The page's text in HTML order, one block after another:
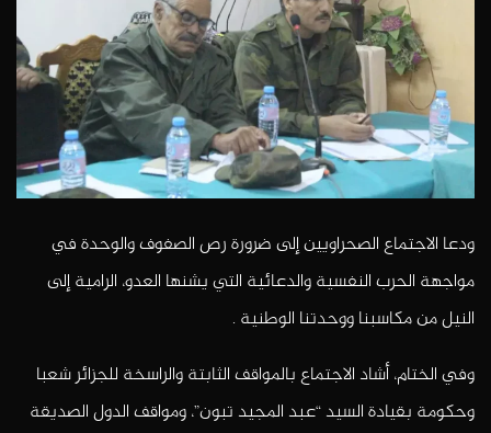
ودعا الاجتماع الصحراويين إلى ضرورة رص الصفوف والوحدة في
مواجهة الحرب النفسية والدعائية التي يشنها العدو، الرامية إلى
النيل من مكاسبنا ووحدتنا الوطنية .
وفي الختام، أشاد الاجتماع بالمواقف الثابتة والراسخة للجزائر شعبا
وحكومة بقيادة السيد “عبد المجيد تبون”، ومواقف الدول الصديقة